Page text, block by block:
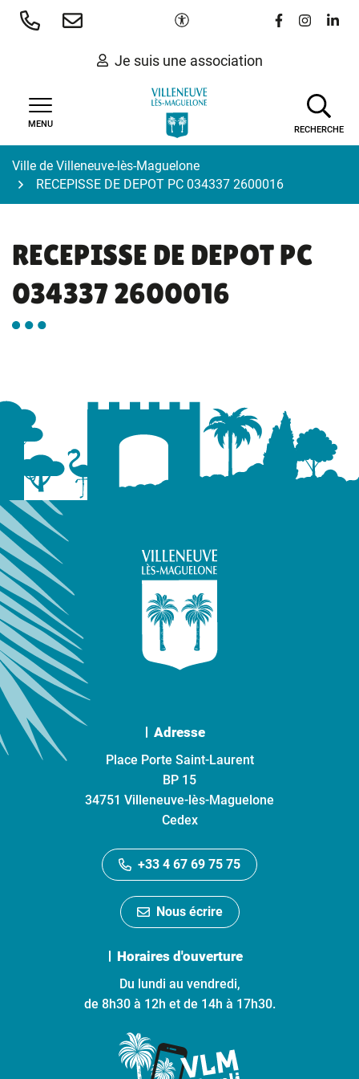
Aller
Paramètres d'accessibilité
Lien vers le
Lien vers
Lien
Je suis une association
MENU
RECHERCHE
Ville de Villeneuve-lès-Maguelone
RECEPISSE DE DEPOT PC 034337 2600016
RECEPISSE DE DEPOT PC
034337 2600016
Adresse
Place Porte Saint-Laurent
BP 15
34751 Villeneuve-lès-Maguelone
Cedex
+33 4 67 69 75 75
Nous écrire
Horaires d'ouverture
Du lundi au vendredi,
de 8h30 à 12h et de 14h à 17h30.